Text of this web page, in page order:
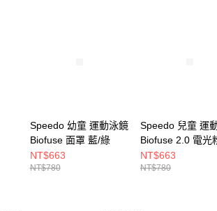
Speedo 幼童 運動泳鏡
Biofuse 面罩 藍/綠
NT$663
NT$780
Speedo 兒童 運
Biofuse 2.0 電光
NT$663
NT$780